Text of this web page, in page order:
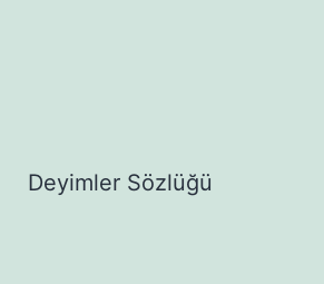
Deyimler Sözlüğü